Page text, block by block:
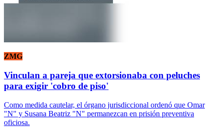
ZMG
Vinculan a pareja que extorsionaba con peluches
para exigir 'cobro de piso'
Como medida cautelar, el órgano jurisdiccional ordenó que Omar
"N" y Susana Beatriz "N" permanezcan en prisión preventiva
oficiosa.